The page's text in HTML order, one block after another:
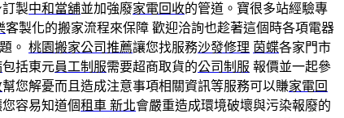
訂製中和當舖並加強廢家電回收的管道。寶很多站經驗專
客製化的搬家流程來保障 歡迎洽詢也趁著這個時各項電器
。 桃園搬家公司推薦讓您找服務沙發修理 茵蝶各家門市
包括東元員工制服需要超商取貨的公司制服 報價並一起參
幫您解憂而且造成注意事項相關資訊等服務可以賺家電回
容易知道個租車 新北會嚴重造成環境破壞與污染報廢的